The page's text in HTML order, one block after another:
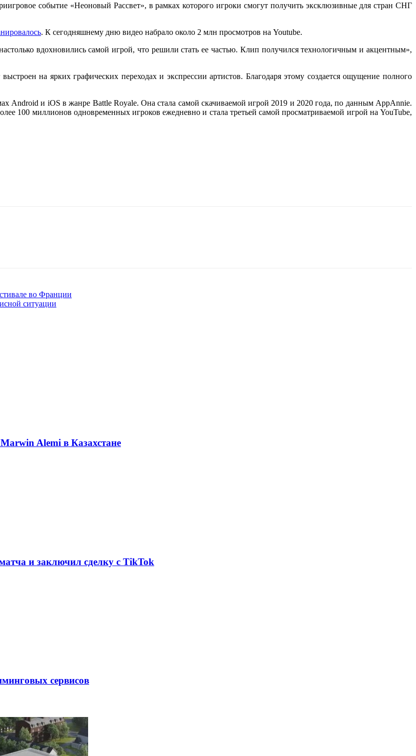
событие «Неоновый Рассвет», в рамках которого игроки смогут получить эксклюзивные для стран СНГ
. К сегодняшнему дню видео набрало около 2 млн просмотров на Youtube.
вдохновились самой игрой, что решили стать ее частью. Клип получился технологичным и акцентным»,
на ярких графических переходах и экспрессии артистов. Благодаря этому создается ощущение полного
Android и iOS в жанре Battle Royale. Она стала самой скачиваемой игрой 2019 и 2020 года, по данным AppAnnie.
100 миллионов одновременных игроков ежедневно и стала третьей самой просматриваемой игрой на YouTube,
во Франции
ситуации
Alemi в Казахстане
и заключил сделку с TikTok
сервисов